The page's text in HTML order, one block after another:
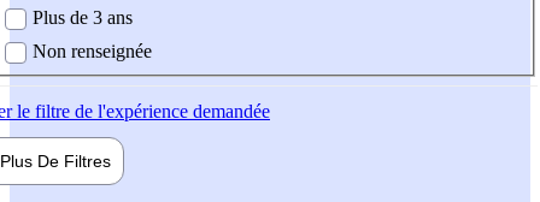
Plus de 3 ans
Non renseignée
le filtre de l'expérience demandée
Plus De Filtres